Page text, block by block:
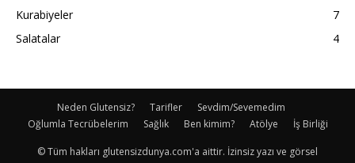
Kurabiyeler
7
Salatalar
4
Neden Glutensiz? Tarifler
Sevdim/Sevemedim
Oğlumla Tecrübelerim
Sağlık Ben kimim? Atölye İş Birliği
© Tüm hakları glutensizdunya.com'a aittir. İzinsiz yazı ve görsel